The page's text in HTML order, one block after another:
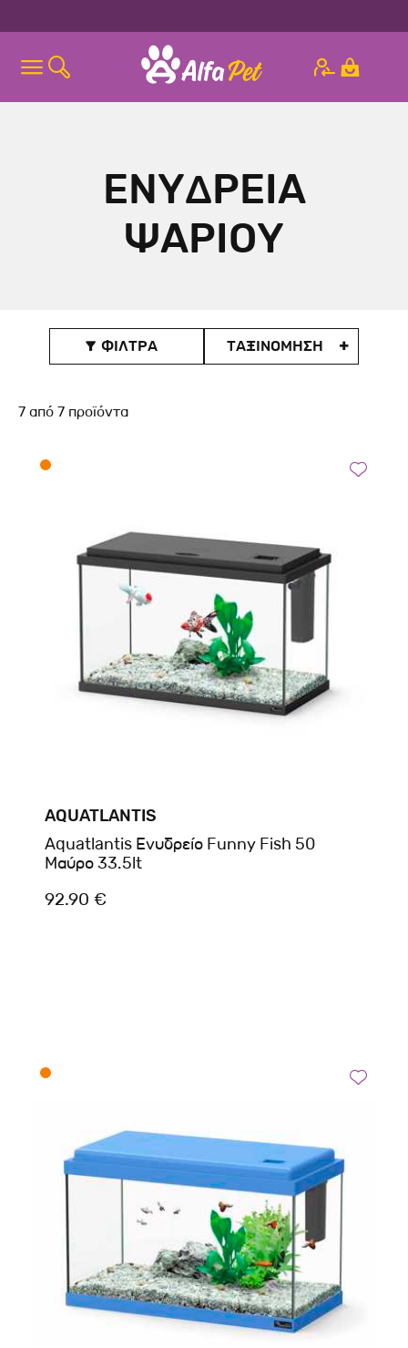
ΕΝΥΔΡΕΙΑ
ΨΑΡΙΟΥ
 ΦΙΛΤΡΑ ΤΑΞΙΝOΜΗΣΗ
7από7 προϊόντα
AQUATLANTIS
Aquatlantis Ενυδρείο Funny Fish 50
Μαύρο 33.5lt
92.90 €